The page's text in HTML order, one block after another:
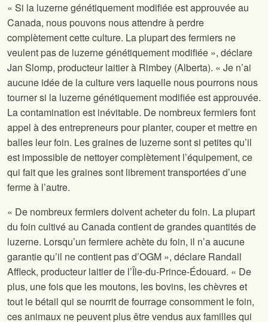
« Si la luzerne génétiquement modifiée est approuvée au
Canada, nous pouvons nous attendre à perdre
complètement cette culture. La plupart des fermiers ne
veulent pas de luzerne génétiquement modifiée », déclare
Jan Slomp, producteur laitier à Rimbey (Alberta). « Je n’ai
aucune idée de la culture vers laquelle nous pourrons nous
tourner si la luzerne génétiquement modifiée est approuvée.
La contamination est inévitable. De nombreux fermiers font
appel à des entrepreneurs pour planter, couper et mettre en
balles leur foin. Les graines de luzerne sont si petites qu’il
est impossible de nettoyer complètement l’équipement, ce
qui fait que les graines sont librement transportées d’une
ferme à l’autre.
« De nombreux fermiers doivent acheter du foin. La plupart
du foin cultivé au Canada contient de grandes quantités de
luzerne. Lorsqu’un fermiere achète du foin, il n’a aucune
garantie qu’il ne contient pas d’OGM », déclare Randall
Affleck, producteur laitier de l’Île-du-Prince-Édouard. « De
plus, une fois que les moutons, les bovins, les chèvres et
tout le bétail qui se nourrit de fourrage consomment le foin,
ces animaux ne peuvent plus être vendus aux familles qui